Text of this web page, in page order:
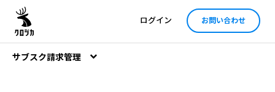
ログイン お問い合わせ
サブスク請求管理